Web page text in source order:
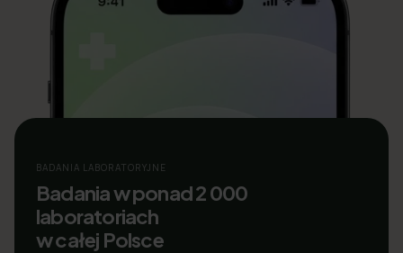
BADANIA LABORATORYJNE
Badania w ponad 2 000
laboratoriach
w całej Polsce